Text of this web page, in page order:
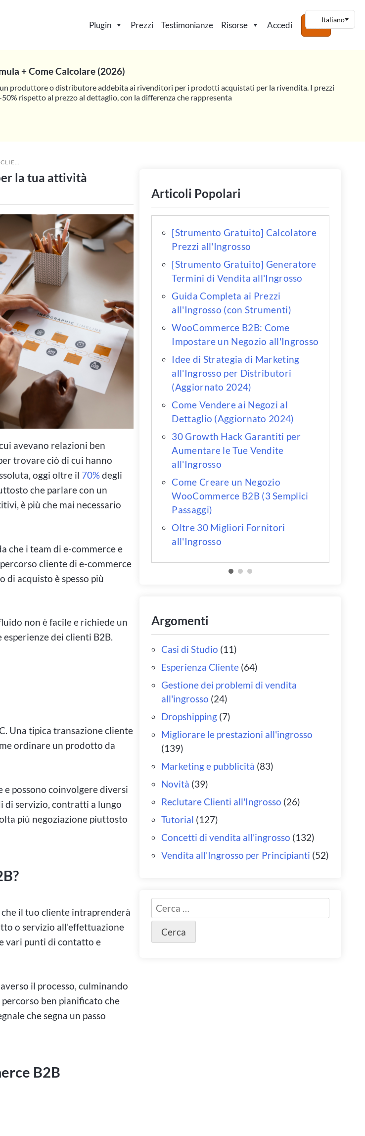
Plugin Prezzi Testimonianze Risorse Accedi Inizia
+ Come Calcolare (2026)
produttore o distributore addebita ai rivenditori per i prodotti acquistati per la rivendita. I prezzi
rispetto al prezzo al dettaglio, con la differenza che rappresenta
ATTIVITÀ
la tua attività
avevano relazioni ben
trovare ciò di cui hanno
oggi oltre il 70%degli
che parlare con un
è più che mai necessario
che i team di e-commerce e
cliente di e-commerce
di acquisto è spesso più
non è facile e richiede un
dei clienti B2B.
Una tipica transazione cliente
ordinare un prodotto da
e possono coinvolgere diversi
di servizio, contratti a lungo
più negoziazione piuttosto
che il tuo cliente intraprenderà
o servizio all'effettuazione
vari punti di contatto e
il processo, culminando
ben pianificato che
che segna un passo
B2B
Articoli Popolari
[Strumento Gratuito] Calcolatore
Prezzi all'Ingrosso
[Strumento Gratuito] Generatore
Termini di Vendita all'Ingrosso
Guida Completa ai Prezzi
all'Ingrosso (con Strumenti)
WooCommerce B2B: Come
Impostare un Negozio all'Ingrosso
Idee di Strategia di Marketing
all'Ingrosso per Distributori
(Aggiornato 2024)
Come Vendere ai Negozi al
Dettaglio (Aggiornato 2024)
30 Growth Hack Garantiti per
Aumentare le Tue Vendite
all'Ingrosso
Come Creare un Negozio
WooCommerce B2B (3 Semplici
Passaggi)
Oltre 30 Migliori Fornitori
all'Ingrosso
Argomenti
Casi di Studio (11)
Esperienza Cliente (64)
Gestione dei problemi di vendita
all'ingrosso (24)
Dropshipping (7)
Migliorare le prestazioni all'ingrosso
(139)
Marketing e pubblicità (83)
Novità (39)
Reclutare Clienti all'Ingrosso (26)
Tutorial (127)
Concetti di vendita all'ingrosso (132)
Vendita all'Ingrosso per Principianti (52)